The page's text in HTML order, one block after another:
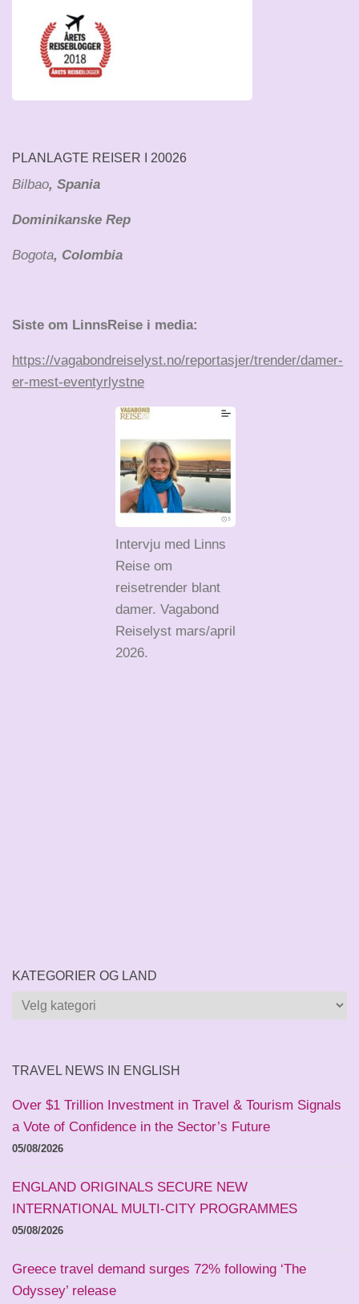
PLANLAGTE REISER I 20026
Bilbao, Spania
Dominikanske Rep
Bogota, Colombia
Siste om LinnsReise i media:
https://vagabondreiselyst.no/reportasjer/trender/damer-
er-mest-eventyrlystne
Intervju med Linns
Reise om
reisetrender blant
damer. Vagabond
Reiselyst mars/april
2026.
KATEGORIER OG LAND
Kategorier
TRAVEL NEWS IN ENGLISH
Over $1 Trillion Investment in Travel & Tourism Signals
a Vote of Confidence in the Sector’s Future
05/08/2026
ENGLAND ORIGINALS SECURE NEW
INTERNATIONAL MULTI-CITY PROGRAMMES
05/08/2026
Greece travel demand surges 72% following ‘The
Odyssey’ release